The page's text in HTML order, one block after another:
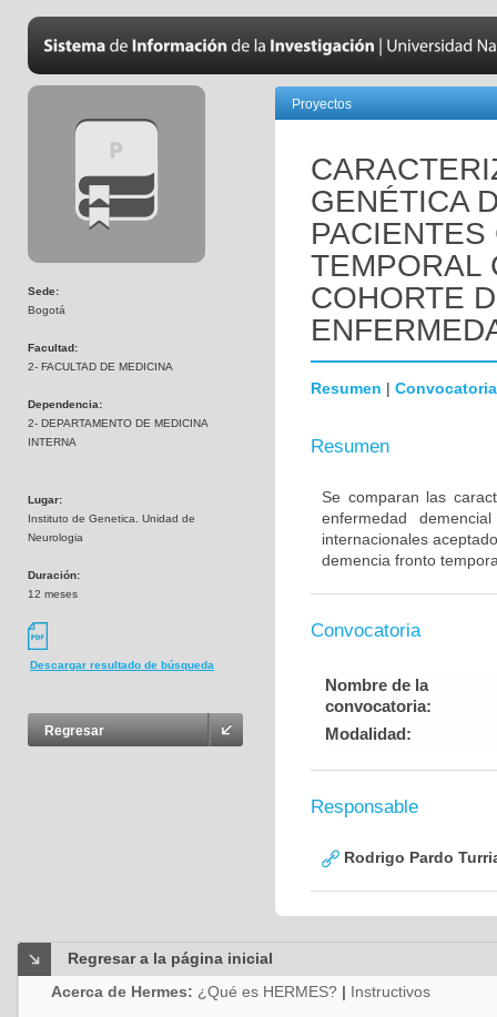
Sede:
Bogotá
Facultad:
2- FACULTAD DE MEDICINA
Dependencia:
2- DEPARTAMENTO DE MEDICINA
INTERNA
Lugar:
Instituto de Genetica. Unidad de
Neurologia
Duración:
12 meses
Descargar resultado de búsqueda
Regresar
Proyectos
GENÉTICA
TEMPORAL
COHORTE
Resumen | Convocatoria
Resumen
Se comparan las
enfermedad
internacionales
demencia fronto
Convocatoria
Nombre de la
convocatoria:
Modalidad:
Responsable
Rodrigo Pardo
Regresar a la página inicial
Acerca de Hermes: ¿Qué es HERMES? | Instructivos